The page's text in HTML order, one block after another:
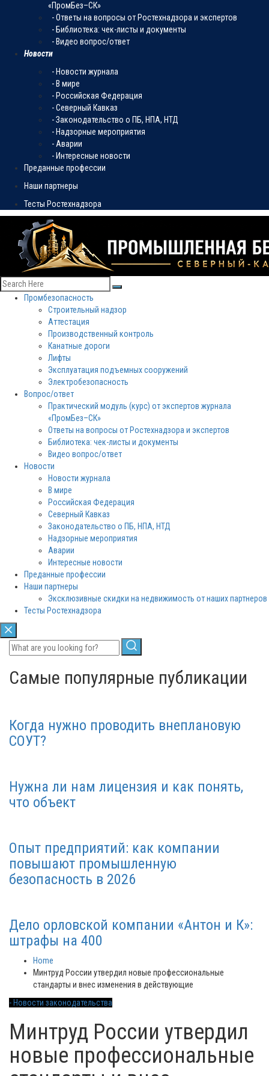
«ПромБез–СК»
- Ответы на вопросы от Ростехнадзора и экспертов
- Библиотека: чек-листы и документы
- Видео вопрос/ответ
Новости
- Новости журнала
- В мире
- Российская Федерация
- Северный Кавказ
- Законодательство о ПБ, НПА, НТД
- Надзорные мероприятия
- Аварии
- Интересные новости
Преданные профессии
Наши партнеры
Тесты Ростехнадзора
Промбезопасность
Строительный надзор
Аттестация
Производственный контроль
Канатные дороги
Лифты
Эксплуатация подъемных сооружений
Электробезопасность
Вопрос/ответ
Практический модуль (курс) от экспертов журнала
«ПромБез–СК»
Ответы на вопросы от Ростехнадзора и экспертов
Библиотека: чек-листы и документы
Видео вопрос/ответ
Новости
Новости журнала
В мире
Российская Федерация
Северный Кавказ
Законодательство о ПБ, НПА, НТД
Надзорные мероприятия
Аварии
Интересные новости
Преданные профессии
Наши партнеры
Эксклюзивные скидки на недвижимость от наших партнеров
Тесты Ростехнадзора
Самые популярные публикации
Когда нужно проводить внеплановую
СОУТ?
Нужна ли нам лицензия и как понять,
что объект
Опыт предприятий: как компании
повышают промышленную
безопасность в 2026
Дело орловской компании «Антон и К»:
штрафы на 400
Home
Минтруд России утвердил новые профессиональные
стандарты и внес изменения в действующие
- Новости законодательства
Минтруд России утвердил
новые профессиональные